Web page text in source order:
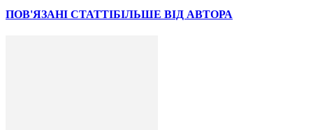
ПОВ'ЯЗАНІ СТАТТІБІЛЬШЕ ВІД АВТОРА